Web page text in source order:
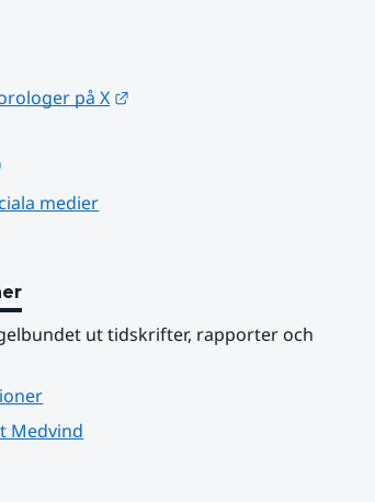
på X
medier
ut tidskrifter, rapporter och
Medvind